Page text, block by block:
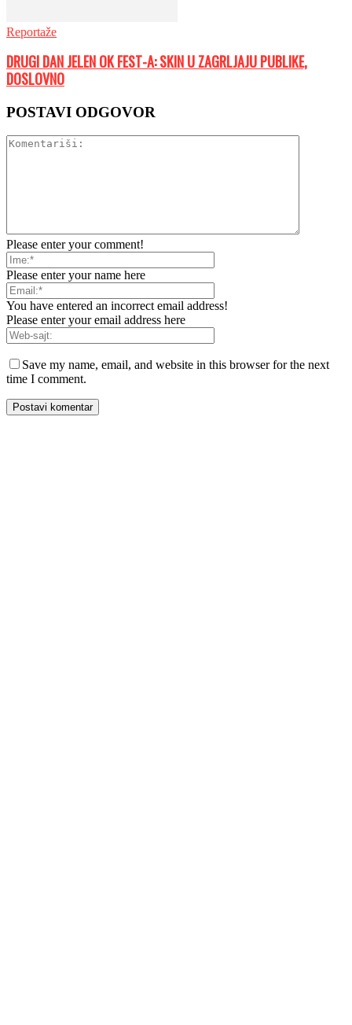
Reportaže
DRUGI DAN JELEN OK FEST-A: SKIN U ZAGRLJAJU PUBLIKE,
DOSLOVNO
POSTAVI ODGOVOR
Please enter your comment!
Please enter your name here
You have entered an incorrect email address!
Please enter your email address here
Save my name, email, and website in this browser for the next
time I comment.